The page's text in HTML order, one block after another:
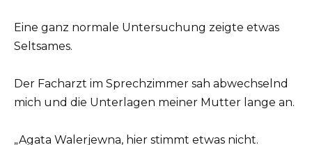
Eine ganz normale Untersuchung zeigte etwas
Seltsames.
Der Facharzt im Sprechzimmer sah abwechselnd
mich und die Unterlagen meiner Mutter lange an.
„Agata Walerjewna, hier stimmt etwas nicht.